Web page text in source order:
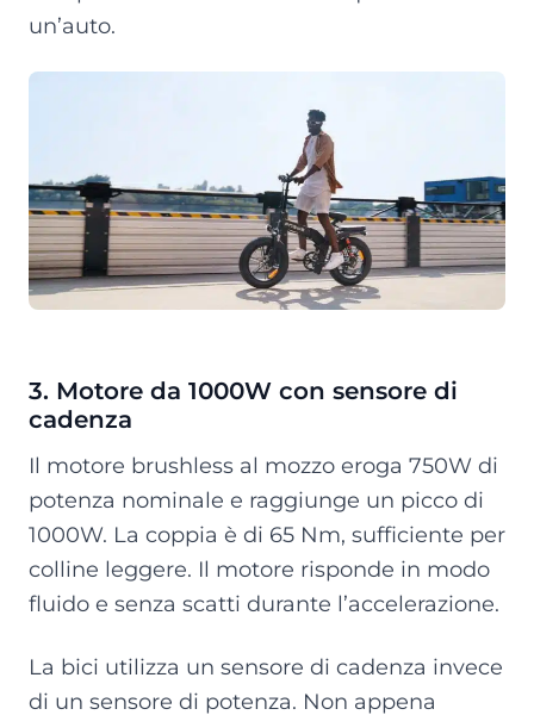
un’auto.
3. Motore da 1000W con sensore di
cadenza
Il motore brushless al mozzo eroga 750W di
potenza nominale e raggiunge un picco di
1000W. La coppia è di 65 Nm, sufficiente per
colline leggere. Il motore risponde in modo
fluido e senza scatti durante l’accelerazione.
La bici utilizza un sensore di cadenza invece
di un sensore di potenza. Non appena